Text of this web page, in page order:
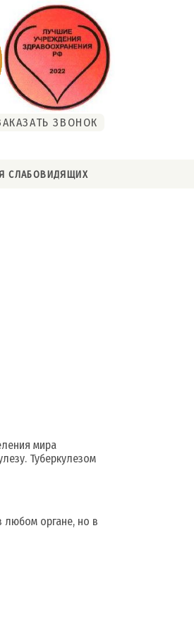
ЗВОНОК
СЛАБОВИДЯЩИХ
мира
Туберкулезом
любом органе, но в